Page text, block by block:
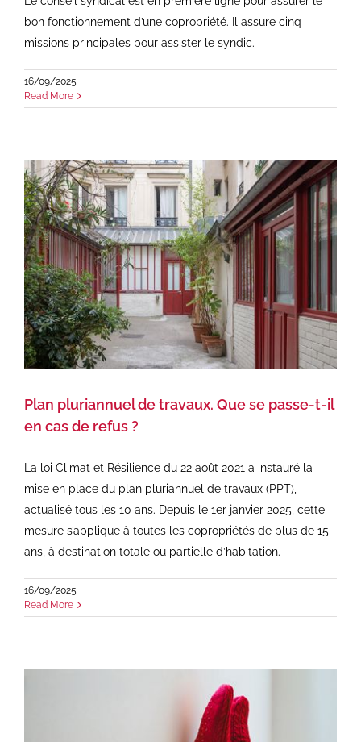
bon fonctionnement d’une copropriété. Il assure cinq
missions principales pour assister le syndic.
16/09/2025
Read More
Plan pluriannuel de travaux. Que se passe-t-il
en cas de refus ?
La loi Climat et Résilience du 22 août 2021 a instauré la
mise en place du plan pluriannuel de travaux (PPT),
actualisé tous les 10 ans. Depuis le 1er janvier 2025, cette
mesure s’applique à toutes les copropriétés de plus de 15
ans, à destination totale ou partielle d’habitation.
16/09/2025
Read More